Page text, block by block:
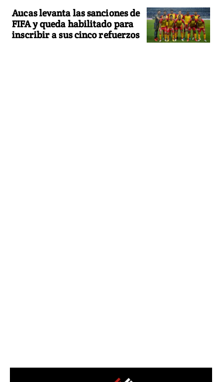
Aucas levanta las sanciones de
FIFA y queda habilitado para
inscribir a sus cinco refuerzos